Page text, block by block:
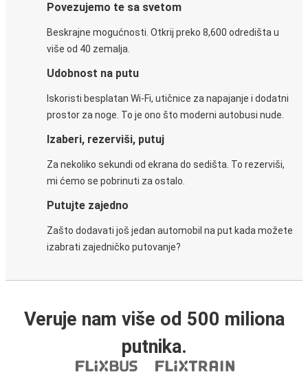
Povezujemo te sa svetom
Beskrajne mogućnosti. Otkrij preko 8,600 odredišta u
više od 40 zemalja.
Udobnost na putu
Iskoristi besplatan Wi-Fi, utičnice za napajanje i dodatni
prostor za noge. To je ono što moderni autobusi nude.
Izaberi, rezerviši, putuj
Za nekoliko sekundi od ekrana do sedišta. To rezerviši,
mi ćemo se pobrinuti za ostalo.
Putujte zajedno
Zašto dodavati još jedan automobil na put kada možete
izabrati zajedničko putovanje?
Veruje nam više od 500 miliona
putnika.